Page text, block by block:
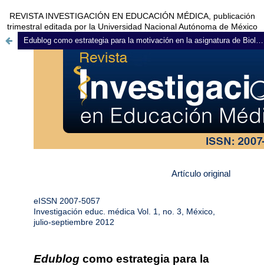
REVISTA INVESTIGACIÓN EN EDUCACIÓN MÉDICA, publicación
trimestral editada por la Universidad Nacional Autónoma de México
Edublog como estrategia para la motivación en la asignatura de Biología Celular y Tisular